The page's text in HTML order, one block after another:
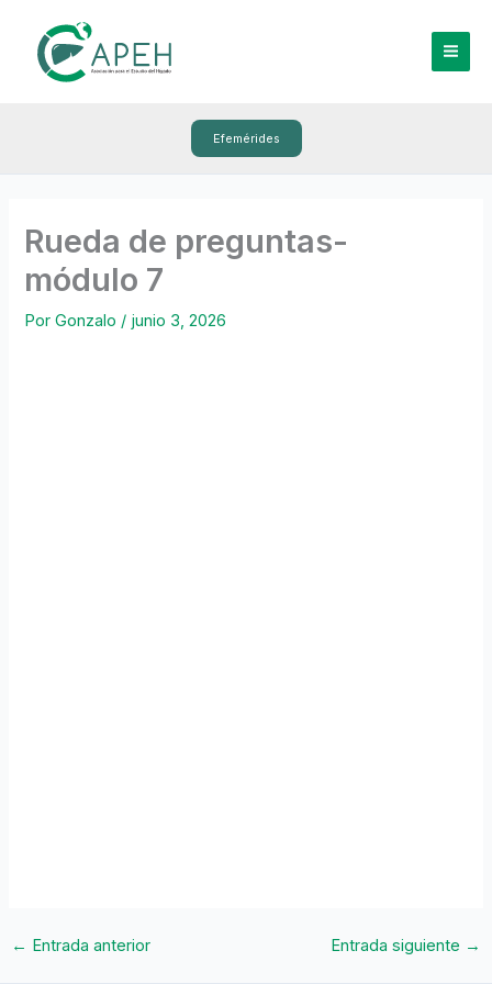
contenido
Efemérides
Rueda de preguntas-
módulo 7
PorGonzalo / junio 3, 2026
← Entrada anterior Entrada siguiente →